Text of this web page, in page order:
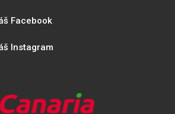
Facebook
Instagram